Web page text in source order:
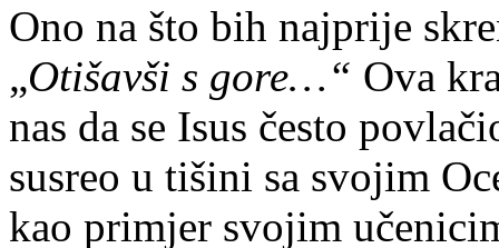
Ono na što bih najprije
„Otišavši s gore…“ Ova
nas da se Isus često
susreo u tišini sa svojim
kao primjer svojim